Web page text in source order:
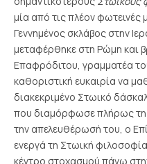
μία από τις πλέον φωτεινές
Γεννημένος σκλάβος στην
μεταφέρθηκε στη Ρώμη και
Επαφρόδιτου, γραμματέα
καθοριστική ευκαιρία να
διακεκριμένο Στωικό
που διαμόρφωσε πλήρως τη
την απελευθέρωσή του, ο
ενεργά τη Στωική
κέντρο στοχασμού πάνω